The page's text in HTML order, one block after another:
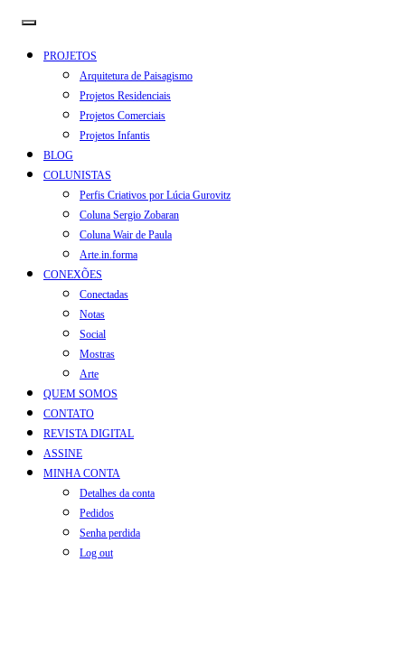
PROJETOS
Arquitetura de Paisagismo
Projetos Residenciais
Projetos Comerciais
Projetos Infantis
BLOG
COLUNISTAS
Perfis Criativos por Lúcia Gurovitz
Coluna Sergio Zobaran
Coluna Wair de Paula
Arte.in.forma
CONEXÕES
Conectadas
Notas
Social
Mostras
Arte
QUEM SOMOS
CONTATO
REVISTA DIGITAL
ASSINE
MINHA CONTA
Detalhes da conta
Pedidos
Senha perdida
Log out